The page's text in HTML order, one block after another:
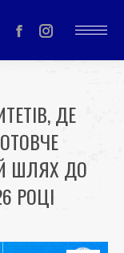
Facebook
page
in
new
window
Instagram
page
in
new
window
ДЕ
ШЛЯХ ДО
РОЦІ